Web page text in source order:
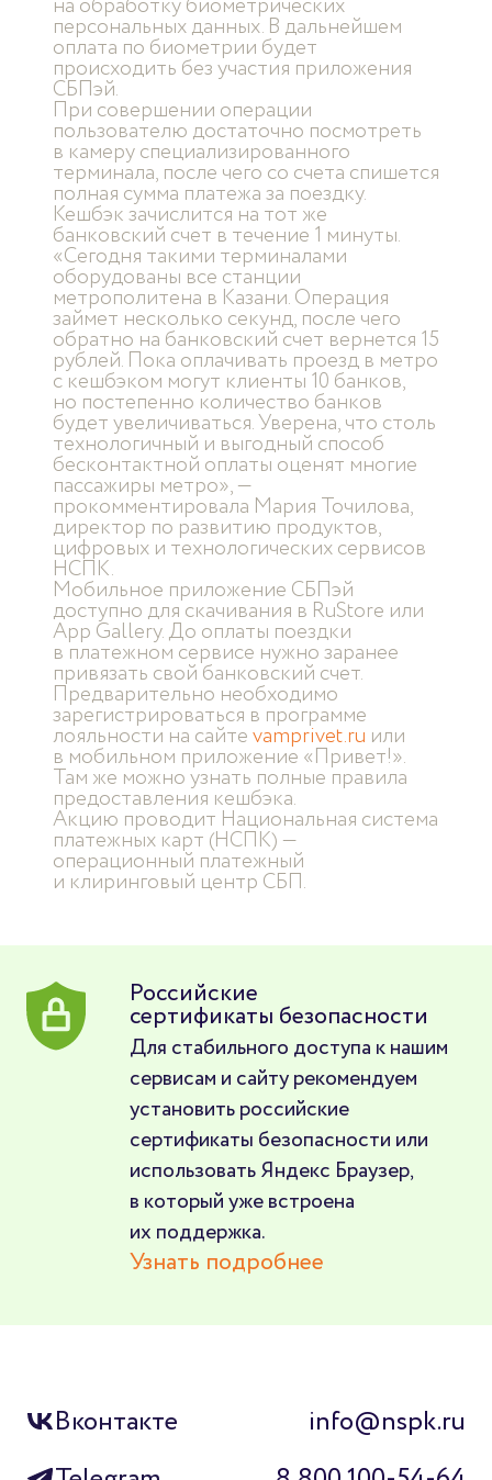
персональных данных. В дальнейшем
оплата по биометрии будет
происходить без участия приложения
СБПэй.
При совершении операции
пользователю достаточно посмотреть
в камеру специализированного
терминала, после чего со счета спишется
полная сумма платежа за поездку.
Кешбэк зачислится на тот же
банковский счет в течение 1 минуты.
«Сегодня такими терминалами
оборудованы все станции
метрополитена в Казани. Операция
займет несколько секунд, после чего
обратно на банковский счет вернется 15
рублей. Пока оплачивать проезд в метро
с кешбэком могут клиенты 10 банков,
но постепенно количество банков
будет увеличиваться. Уверена, что столь
технологичный и выгодный способ
бесконтактной оплаты оценят многие
пассажиры метро», —
прокомментировала Мария Точилова,
директор по развитию продуктов,
цифровых и технологических сервисов
НСПК.
Мобильное приложение СБПэй
доступно для скачивания в RuStore или
App Gallery. До оплаты поездки
в платежном сервисе нужно заранее
привязать свой банковский счет.
Предварительно необходимо
зарегистрироваться в программе
лояльности на сайтеvamprivet.ru или
в мобильном приложение «Привет!».
Там же можно узнать полные правила
предоставления кешбэка.
Акцию проводит Национальная система
платежных карт (НСПК) —
операционный платежный
и клиринговый центр СБП.
Российские
сертификаты безопасности
Для стабильного доступа к нашим
сервисам и сайту рекомендуем
установить российские
сертификаты безопасности или
использовать Яндекс Браузер,
в который уже встроена
их поддержка.
Узнать подробнее
Вконтакте
info@nspk.ru